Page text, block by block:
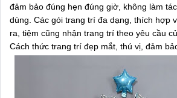
đảm bảo đúng hẹn đúng giờ, không làm
dùng. Các gói trang trí đa dạng, thích hợp
ra, tiệm cũng nhận trang trí theo yêu cầu
Cách thức trang trí đẹp mắt, thú vị, đảm